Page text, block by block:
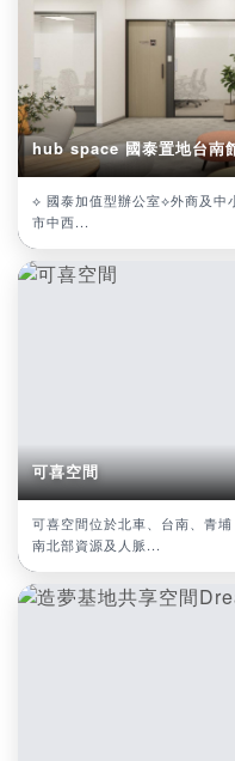
hub space 國泰置地台南
⟡ 國泰加值型辦公室⟡外商及
市中西...
可喜空間
可喜空間位於北車、台南、青
南北部資源及人脈...